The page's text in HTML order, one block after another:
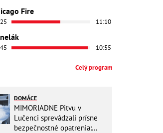
Fire
11:10
10:55
Celý program
DOMÁCE
MIMORIADNE Pitvu v
Lučenci sprevádzali prísne
bezpečnostné opatrenia: